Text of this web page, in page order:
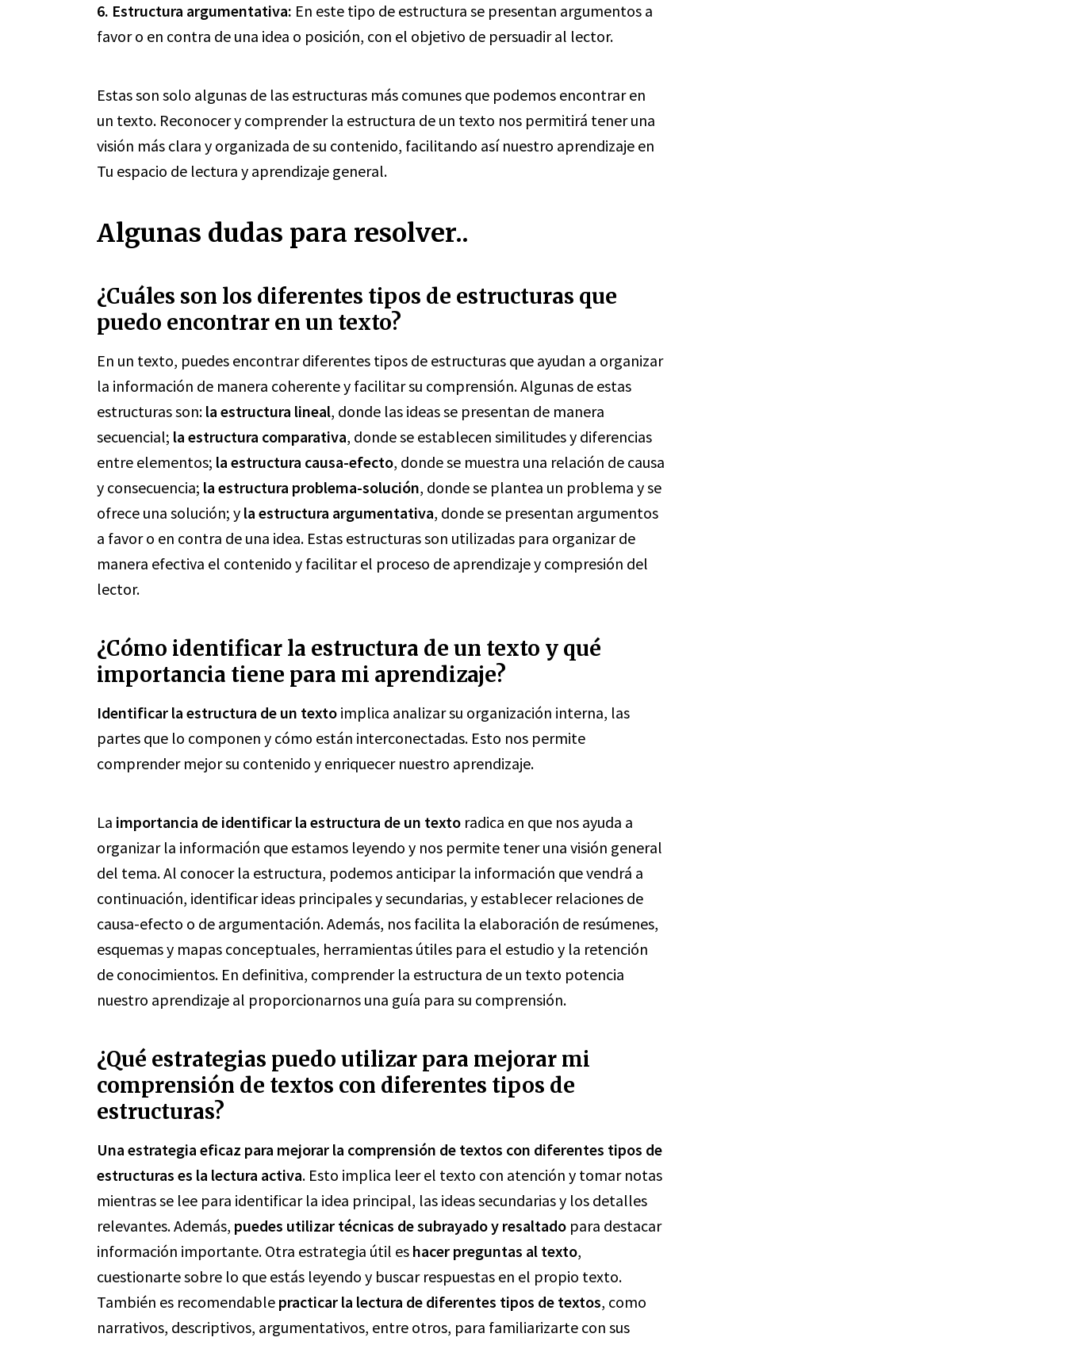
6. Estructura argumentativa: En este tipo de estructura se presentan argumentos a
favor o en contra de una idea o posición, con el objetivo de persuadir al lector.
Estas son solo algunas de las estructuras más comunes que podemos encontrar en
un texto. Reconocer y comprender la estructura de un texto nos permitirá tener una
visión más clara y organizada de su contenido, facilitando así nuestro aprendizaje en
Tu espacio de lectura y aprendizaje general.
Algunas dudas para resolver..
¿Cuáles son los diferentes tipos de estructuras que
puedo encontrar en un texto?
En un texto, puedes encontrar diferentes tipos de estructuras que ayudan a organizar
la información de manera coherente y facilitar su comprensión. Algunas de estas
estructuras son: la estructura lineal, donde las ideas se presentan de manera
secuencial; la estructura comparativa, donde se establecen similitudes y diferencias
entre elementos; la estructura causa-efecto, donde se muestra una relación de causa
y consecuencia; la estructura problema-solución, donde se plantea un problema y se
ofrece una solución; y la estructura argumentativa, donde se presentan argumentos
a favor o en contra de una idea. Estas estructuras son utilizadas para organizar de
manera efectiva el contenido y facilitar el proceso de aprendizaje y compresión del
lector.
¿Cómo identificar la estructura de un texto y qué
importancia tiene para mi aprendizaje?
Identificar la estructura de un texto implica analizar su organización interna, las
partes que lo componen y cómo están interconectadas. Esto nos permite
comprender mejor su contenido y enriquecer nuestro aprendizaje.
La importancia de identificar la estructura de un texto radica en que nos ayuda a
organizar la información que estamos leyendo y nos permite tener una visión general
del tema. Al conocer la estructura, podemos anticipar la información que vendrá a
continuación, identificar ideas principales y secundarias, y establecer relaciones de
causa-efecto o de argumentación. Además, nos facilita la elaboración de resúmenes,
esquemas y mapas conceptuales, herramientas útiles para el estudio y la retención
de conocimientos. En definitiva, comprender la estructura de un texto potencia
nuestro aprendizaje al proporcionarnos una guía para su comprensión.
¿Qué estrategias puedo utilizar para mejorar mi
comprensión de textos con diferentes tipos de
estructuras?
Una estrategia eficaz para mejorar la comprensión de textos con diferentes tipos de
estructuras es la lectura activa. Esto implica leer el texto con atención y tomar notas
mientras se lee para identificar la idea principal, las ideas secundarias y los detalles
relevantes. Además, puedes utilizar técnicas de subrayado y resaltado para destacar
información importante. Otra estrategia útil es hacer preguntas al texto,
cuestionarte sobre lo que estás leyendo y buscar respuestas en el propio texto.
También es recomendable practicar la lectura de diferentes tipos de textos, como
narrativos, descriptivos, argumentativos, entre otros, para familiarizarte con sus